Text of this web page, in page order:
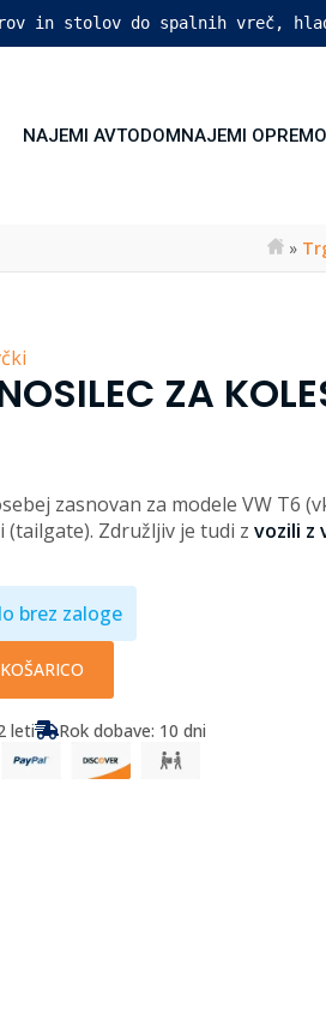
in stolov do spalnih vreč,
NAJEMI AVTODOMNAJEMI OPREMO
»
ZA
zasnovan za modele VW T6
(tailgate). Združljiv je tudi z vozili z
brez zaloge
leti Rok dobave: 10 dni